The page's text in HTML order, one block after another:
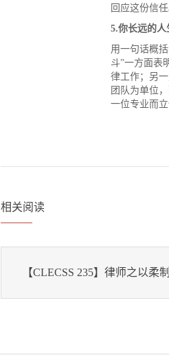
回应这份信
5.你长远的人
用一句话概
斗”一方面表
律工作；另
团队为单位
一位专业而立
相关阅读
【CLECSS 235】律师之以柔